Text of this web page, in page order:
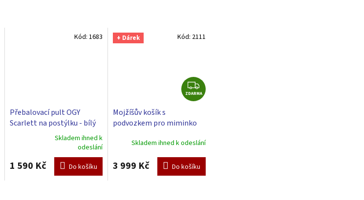
Přebalovací pult OGY
Scarlett na postýlku - bílý
produktu
je
Skladem ihned k
odeslání
1 590 Kč Do košíku
Kód: 1683 + Dárek
Z
D
A
ZDARMA
Mojžíšův košík s
podvozkem pro miminko
Skladem ihned k odeslání
3 999 Kč Do košíku
Kód: 2111